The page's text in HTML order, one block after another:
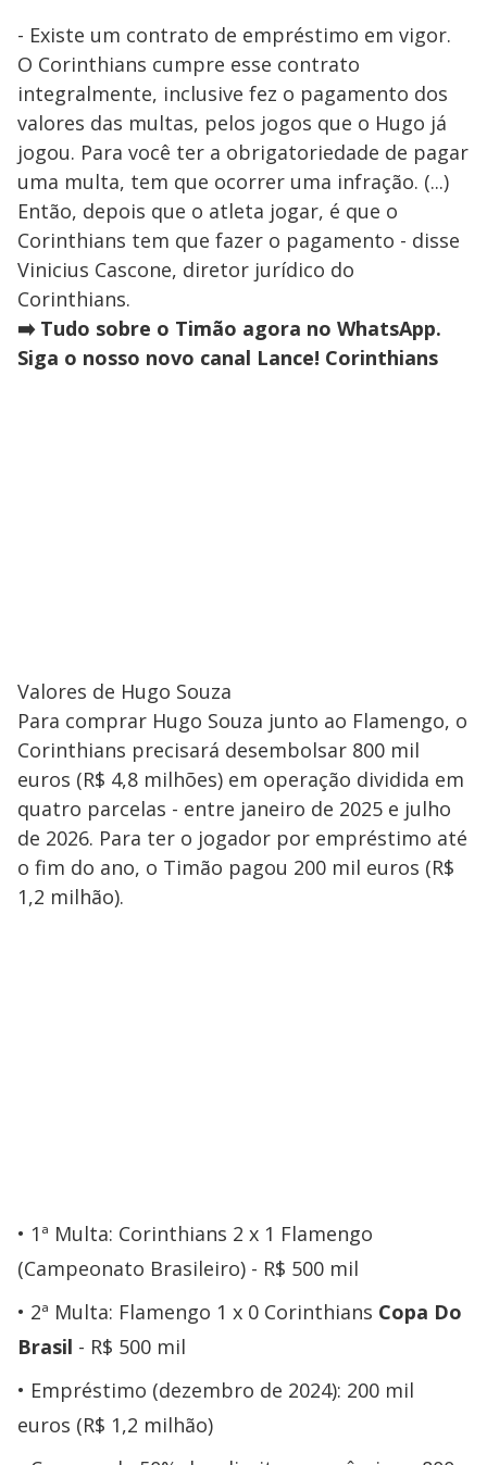
- Existe um contrato de empréstimo em vigor.
O Corinthians cumpre esse contrato
integralmente, inclusive fez o pagamento dos
valores das multas, pelos jogos que o Hugo já
jogou. Para você ter a obrigatoriedade de pagar
uma multa, tem que ocorrer uma infração. (...)
Então, depois que o atleta jogar, é que o
Corinthians tem que fazer o pagamento - disse
Vinicius Cascone, diretor jurídico do
Corinthians.
➡️ Tudo sobre o Timão agora no WhatsApp.
Siga o nosso novo canal Lance! Corinthians
Valores de Hugo Souza
Para comprar Hugo Souza junto ao Flamengo, o
Corinthians precisará desembolsar 800 mil
euros (R$ 4,8 milhões) em operação dividida em
quatro parcelas - entre janeiro de 2025 e julho
de 2026. Para ter o jogador por empréstimo até
o fim do ano, o Timão pagou 200 mil euros (R$
1,2 milhão).
1ª Multa: Corinthians 2 x 1 Flamengo
(Campeonato Brasileiro) - R$ 500 mil
2ª Multa: Flamengo 1 x 0 Corinthians Copa Do
Brasil - R$ 500 mil
Empréstimo (dezembro de 2024): 200 mil
euros (R$ 1,2 milhão)